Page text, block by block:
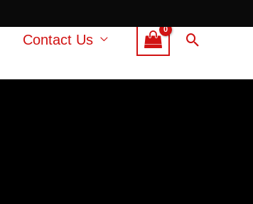
Contact Us Search